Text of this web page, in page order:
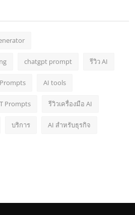
chatgpt prompt รีวิว AI
AI tools
Prompts รีวิวเครื่องมือ AI
บริการ AI สำหรับธุรกิจ